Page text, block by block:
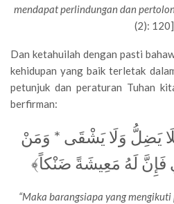
mendapat perlindungan dan
(2):
Dan ketahuilah dengan pasti
kehidupan yang baik terletak
petunjuk dan peraturan Tuhan
berfirman:
يَضِلُّ وَلَا يَشْقَى * وَمَنْ
لَهُ مَعِيشَةً ضَنْكاً﴾
“Maka barangsiapa yang